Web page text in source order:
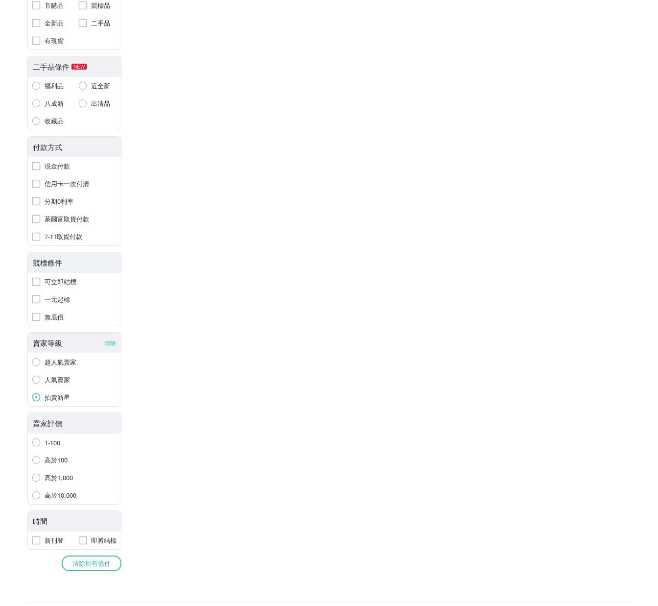
直購品
競標品
全新品
二手品
有現貨
二手品條件 NEW
福利品
近全新
八成新
出清品
收藏品
付款方式
現金付款
信用卡一次付清
分期0利率
萊爾富取貨付款
7-11取貨付款
競標條件
可立即結標
一元起標
無底價
賣家等級 清除
超人氣賣家
人氣賣家
拍賣新星
賣家評價
1-100
高於100
高於1,000
高於10,000
時間
新刊登 即將結標
清除所有條件